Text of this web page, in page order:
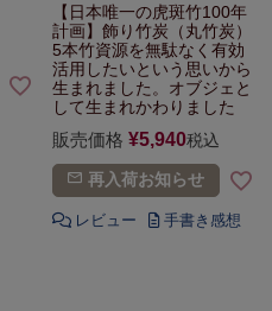
【日本唯一の虎斑竹100年
計画】飾り竹炭（丸竹炭）
5本竹資源を無駄なく有効
活用したいという思いから
生まれました。 オブジェと
して生まれかわりました
販売価格 ¥5,940税込
再入荷お知らせ